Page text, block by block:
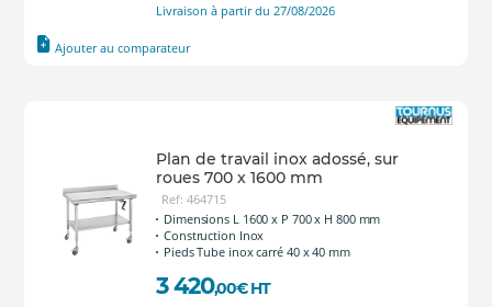
Livraison à partir du 27/08/2026
Ajouter au comparateur
Plan de travail inox adossé, sur
roues 700 x 1600 mm
Ref: 464715
Dimensions L 1600 x P 700 x H 800 mm
Construction Inox
Pieds Tube inox carré 40 x 40 mm
3 420,00€ HT